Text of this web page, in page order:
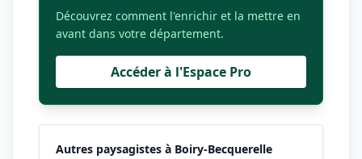
Découvrez comment l'enrichir et la mettre en
avant dans votre département.
Accéder à l'Espace Pro
Autres paysagistes à Boiry-Becquerelle